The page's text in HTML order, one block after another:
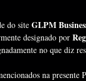
do site GLPM
designado por
no que diz
na